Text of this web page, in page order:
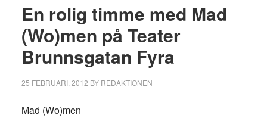
En rolig timme med Mad
(Wo)men på Teater
Brunnsgatan Fyra
25 FEBRUARI, 2012 BY REDAKTIONEN
Mad (Wo)men